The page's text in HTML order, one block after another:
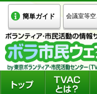
簡単ガイド 会議室等